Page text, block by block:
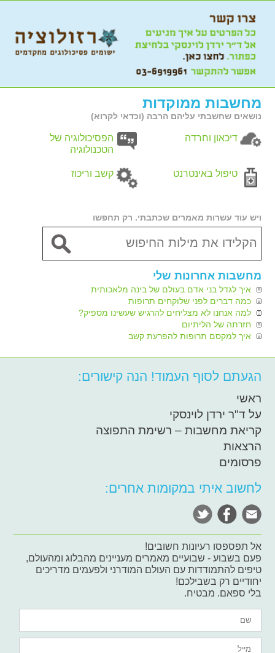
מחשבות ממוקדות
נושאים שחשבתי עליהם הרבה (וכדאי לקרוא)
דיכאון וחרדה
הפסיכולוגיה של
הטכנולוגיה
טיפול באינטרנט קשב וריכוז
ויש עוד עשרות מאמרים שכתבתי. רק תחפשו
מחשבות אחרונות שלי
איך לגדל בני אדם בעולם של בינה מלאכותית
כמה דברים לפני שלוקחים תרופות
למה אנחנו לא מצליחים להרגיש שעשינו מספיק?
חזרתה של הליתיום
איך למקסם תרופות להפרעת קשב
הגעתם לסוף העמוד! הנה קישורים:
ראשי
על ד"ר ירדן לוינסקי
קריאת מחשבות – רשימת התפוצה
הרצאות
פרסומים
לחשוב איתי במקומות אחרים:
אל תפספסו רעיונות חשובים!
פעם בשבוע - שבועיים מאמרים מעניינים מהבלוג ומהעולם,
טיפים להתמודדות עם העולם המודרני ולפעמים מדריכים
יחודיים רק בשבילכם!
בלי ספאם. מבטיח.